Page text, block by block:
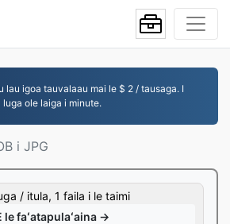
lau igoa tauvalaau mai le $ 2 / tausaga. I
luga ole laiga i minute.
i JPG
/ itula, 1 faila i le taimi
le faʻatapulaʻaina →